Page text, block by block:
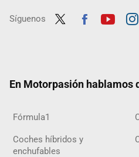
Síguenos
En Motorpasión hablamos
Fórmula1
Coches híbridos y
enchufables